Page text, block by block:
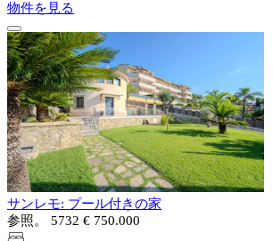
物件を見る
サンレモ: プール付きの家
参照。 5732 € 750.000